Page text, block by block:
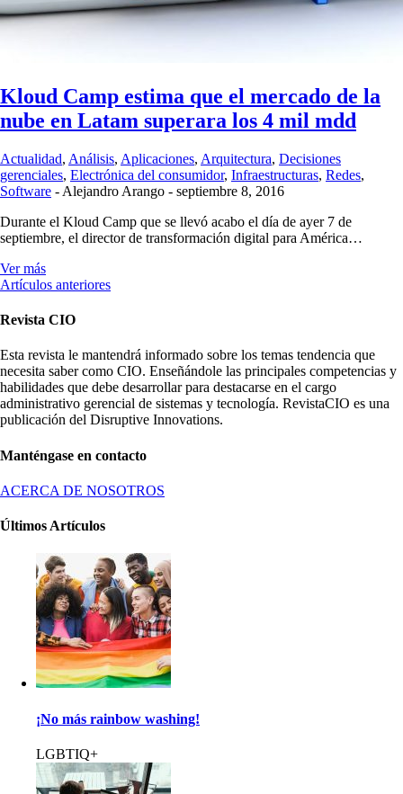
Kloud Camp estima que el mercado de la
nube en Latam superara los 4 mil mdd
Actualidad, Análisis, Aplicaciones, Arquitectura, Decisiones
gerenciales, Electrónica del consumidor, Infraestructuras, Redes,
Software - Alejandro Arango - septiembre 8, 2016
Durante el Kloud Camp que se llevó acabo el día de ayer 7 de
septiembre, el director de transformación digital para América…
Ver más
Artículos anteriores
Revista CIO
Esta revista le mantendrá informado sobre los temas tendencia que
necesita saber como CIO. Enseñándole las principales competencias y
habilidades que debe desarrollar para destacarse en el cargo
administrativo gerencial de sistemas y tecnología. RevistaCIO es una
publicación del Disruptive Innovations.
Manténgase en contacto
ACERCA DE NOSOTROS
Últimos Artículos
¡No más rainbow washing!
LGBTIQ+